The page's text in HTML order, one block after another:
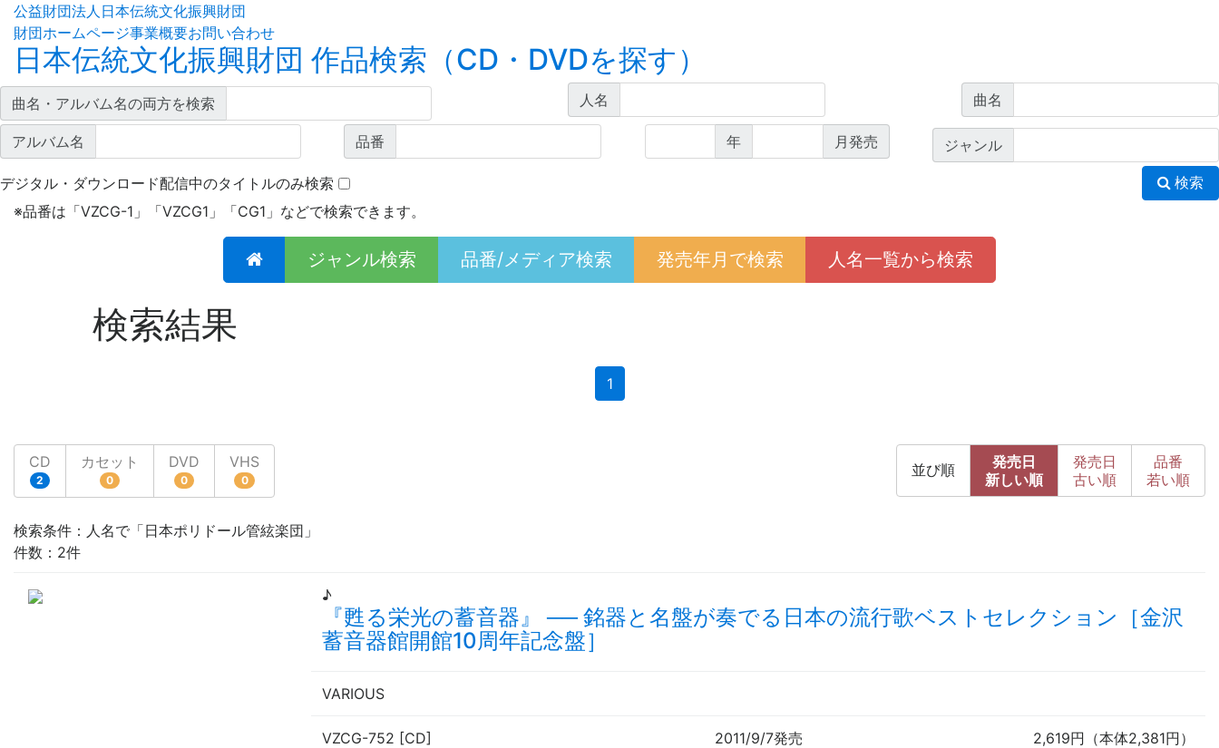
公益財団法人日本伝統文化振興財団
財団ホームページ事業概要お問い合わせ
日本伝統文化振興財団 作品検索（CD・DVDを探す）
曲名・アルバム名の両方を検索 人名 曲名
アルバム名 品番 年 月発売 ジャンル
デジタル・ダウンロード配信中のタイトルのみ検索 検索
※品番は「VZCG-1」「VZCG1」「CG1」などで検索できます。
ジャンル検索 品番/メディア検索 発売年月で検索 人名一覧から検索
検索結果
1(current)
CD
2
カセット
0
DVD
0
VHS
0
並び順
発売日
新しい順
発売日
古い順
品番
若い順
検索条件：人名で「日本ポリドール管絃楽団」
件数：2件
♪
『甦る栄光の蓄音器』──銘器と名盤が奏でる日本の流行歌ベストセレクション［金沢
蓄音器館開館10周年記念盤］
VARIOUS
VZCG-752 [CD] 2011/9/7発売 2,619円（本体2,381円）